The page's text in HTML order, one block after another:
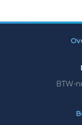
BTW-